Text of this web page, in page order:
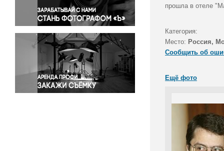
Происшествия и конфликты
Религия
Светская жизнь
Спорт
Экология
Экономика и бизнес
прошла в отеле
Категория:
Место: Россия,
Сообщить об
Ещё фото